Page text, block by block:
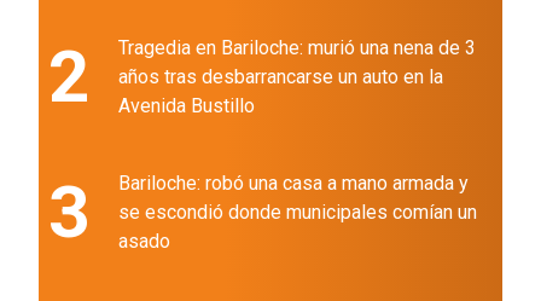
2
Tragedia en Bariloche: murió una nena de 3
años tras desbarrancarse un auto en la
Avenida Bustillo
3
Bariloche: robó una casa a mano armada y
se escondió donde municipales comían un
asado